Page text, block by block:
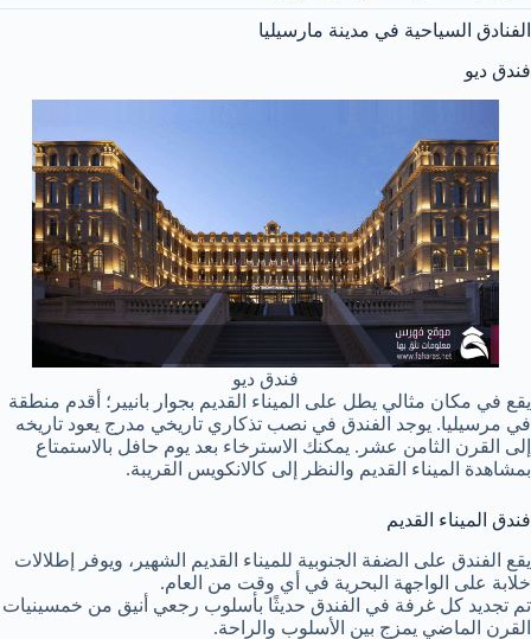
الفنادق السياحية في مدينة مارسيليا
فندق ديو
فندق ديو
يقع في مكان مثالي يطل على الميناء القديم بجوار بانيير؛ أقدم منطقة
في مرسيليا. يوجد الفندق في نصب تذكاري تاريخي مدرج يعود تاريخه
إلى القرن الثامن عشر. يمكنك الاسترخاء بعد يوم حافل بالاستمتاع
بمشاهدة الميناء القديم والنظر إلى كالانكويس القريبة.
فندق الميناء القديم
يقع الفندق على الضفة الجنوبية للميناء القديم الشهير، ويوفر إطلالات
خلابة على الواجهة البحرية في أي وقت من العام.
تم تجديد كل غرفة في الفندق حديثًا بأسلوب رجعي أنيق من خمسينيات
القرن الماضي يمزج بين الأسلوب والراحة.